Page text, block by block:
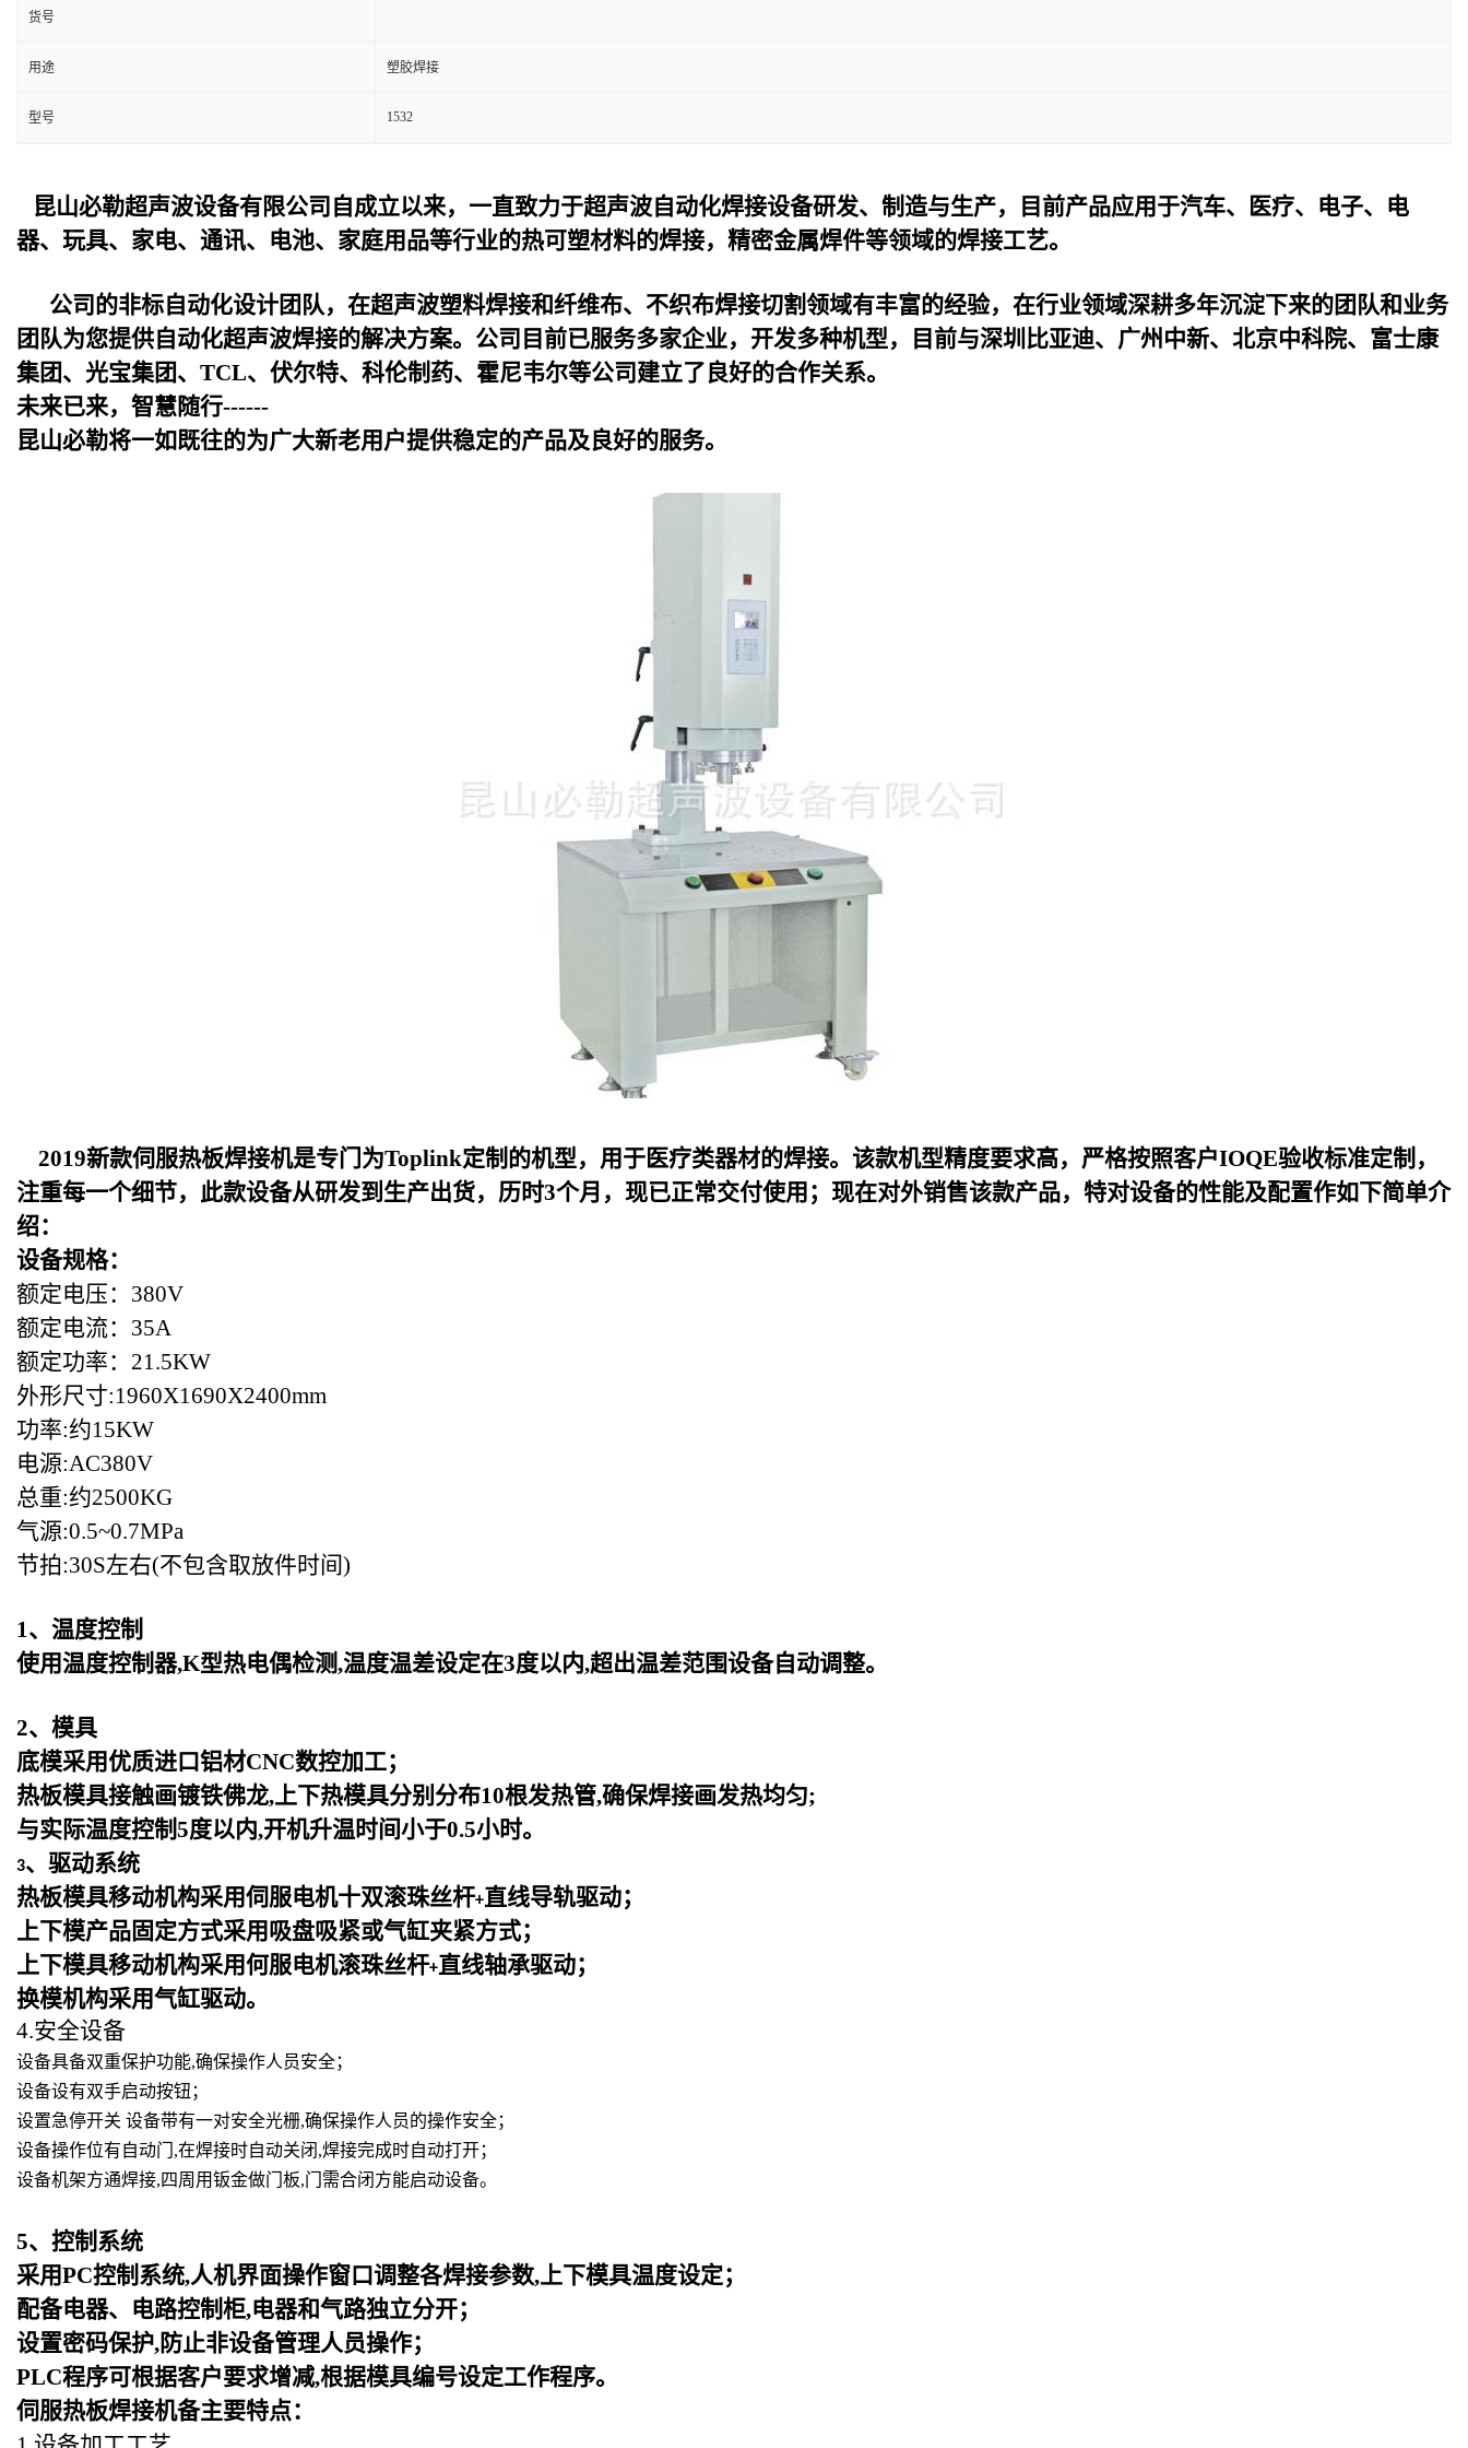
货号
用途 塑胶焊接
型号 1532
昆山必勒超声波设备有限公司自成立以来，一直致力于超声波自动化焊接设备研发、制造与生产，目前产品应用于汽车、医疗、电子、电
器、玩具、家电、通讯、电池、家庭用品等行业的热可塑材料的焊接，精密金属焊件等领域的焊接工艺。
公司的非标自动化设计团队，在超声波塑料焊接和纤维布、不织布焊接切割领域有丰富的经验，在行业领域深耕多年沉淀下来的团队和业务
团队为您提供自动化超声波焊接的解决方案。公司目前已服务多家企业，开发多种机型，目前与深圳比亚迪、广州中新、北京中科院、富士康
集团、光宝集团、TCL、伏尔特、科伦制药、霍尼韦尔等公司建立了良好的合作关系。
未来已来，智慧随行------
昆山必勒将一如既往的为广大新老用户提供稳定的产品及良好的服务。
2019新款伺服热板焊接机是专门为Toplink定制的机型，用于医疗类器材的焊接。该款机型精度要求高，严格按照客户IOQE验收标准定制，
注重每一个细节，此款设备从研发到生产出货，历时3个月，现已正常交付使用；现在对外销售该款产品，特对设备的性能及配置作如下简单介
绍：
设备规格：
额定电压：380V
额定电流：35A
额定功率：21.5KW
外形尺寸:1960X1690X2400mm
功率:约15KW
电源:AC380V
总重:约2500KG
气源:0.5~0.7MPa
节拍:30S左右(不包含取放件时间)
1、温度控制
使用温度控制器,K型热电偶检测,温度温差设定在3度以内,超出温差范围设备自动调整。
2、模具
底模采用优质进口铝材CNC数控加工；
热板模具接触画镀铁佛龙,上下热模具分别分布10根发热管,确保焊接画发热均匀;
与实际温度控制5度以内,开机升温时间小于0.5小时。
3、驱动系统
热板模具移动机构采用伺服电机十双滚珠丝杆+直线导轨驱动；
上下模产品固定方式采用吸盘吸紧或气缸夹紧方式；
上下模具移动机构采用何服电机滚珠丝杆+直线轴承驱动；
换模机构采用气缸驱动。
4.安全设备
设备具备双重保护功能,确保操作人员安全；
设备设有双手启动按钮；
设置急停开关 设备带有一对安全光栅,确保操作人员的操作安全；
设备操作位有自动门,在焊接时自动关闭,焊接完成时自动打开；
设备机架方通焊接,四周用钣金做门板,门需合闭方能启动设备。
5、控制系统
采用PC控制系统,人机界面操作窗口调整各焊接参数,上下模具温度设定；
配备电器、电路控制柜,电器和气路独立分开；
设置密码保护,防止非设备管理人员操作；
PLC程序可根据客户要求增减,根据模具编号设定工作程序。
伺服热板焊接机备主要特点：